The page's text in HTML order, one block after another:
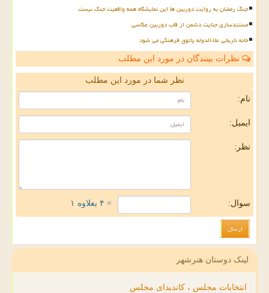
جنگ رمضان به روایت دوربین ها این نمایشگاه همه واقعیت جنگ نیست
مستندسازی جنایت دشمن از قاب دوربین عکاسی
خانه تاریخی علاءالدوله پاتوق فرهنگی می شود
نظرات بینندگان در مورد این مطلب
نظر شما در مورد این مطلب
نام:
ایمیل:
نظر:
سوال: = ۴ بعلاوه ۱
لینک دوستان هنرشهر
انتخابات مجلس ، کاندیدای مجلس